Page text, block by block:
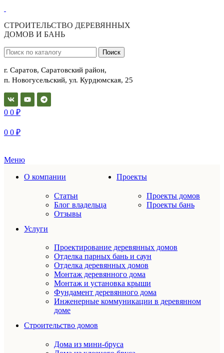
СТРОИТЕЛЬСТВО ДЕРЕВЯННЫХ
ДОМОВ И БАНЬ
Поиск
г. Саратов, Саратовский район,
п. Новогусельский, ул. Курдюмская, 25
0 0 ₽
0 0 ₽
Меню
О компании
Статьи
Блог владельца
Отзывы
Проекты
Проекты домов
Проекты бань
Услуги
Проектирование деревянных домов
Отделка парных бань и саун
Отделка деревянных домов
Монтаж деревянного дома
Монтаж и установка крыши
Фундамент деревянного дома
Инженерные коммуникации в деревянном
доме
Строительство домов
Дома из мини-бруса